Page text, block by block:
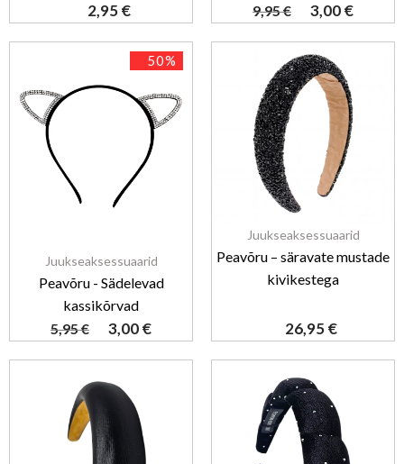
2,95€ 9,95€ 3,00€
50%
Juukseaksessuaarid
Peavõru - Sädelevad
kassikõrvad
5,95€ 3,00€
Juukseaksessuaarid
Peavõru – säravate mustade
kivikestega
26,95€